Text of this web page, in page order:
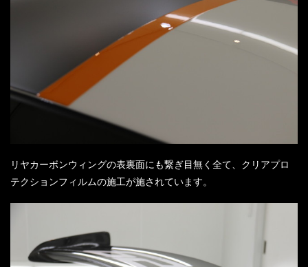
リヤカーボンウィングの表裏面にも繋ぎ目無く全て、クリアプロ
テクションフィルムの施工が施されています。